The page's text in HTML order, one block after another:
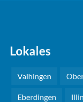
Lokales
Vaihingen
Eberdingen